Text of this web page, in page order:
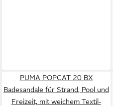
PUMA POPCAT 20 BX
Badesandale für Strand, Pool und
Freizeit, mit weichem Textil-